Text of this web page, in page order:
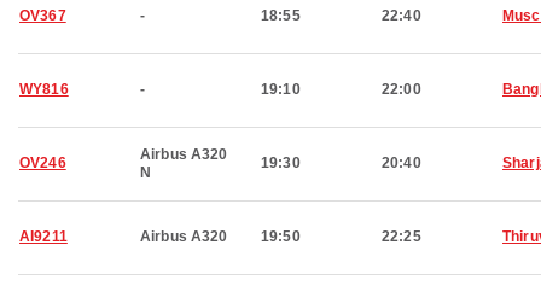
OV367 - 18:55 22:40
WY816 - 19:10 22:00
OV246
Airbus A320
N
19:30 20:40
AI9211 Airbus A320 19:50 22:25